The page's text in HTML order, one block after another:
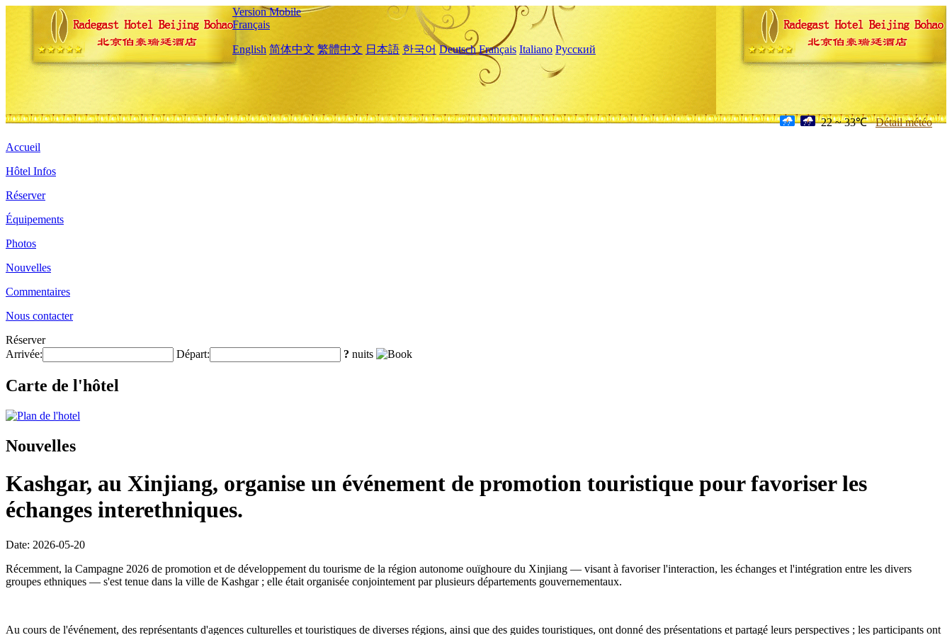
Version Mobile
Français
English 简体中文 繁體中文 日本語 한국어 Deutsch Français Italiano Русский
22 ~ 33℃ Détail météo
Accueil
Hôtel Infos
Réserver
Équipements
Photos
Nouvelles
Commentaires
Nous contacter
Réserver
Arrivée:
Départ: ? nuits
Carte de l'hôtel
Nouvelles
Kashgar, au Xinjiang, organise un événement de promotion touristique pour favoriser les
échanges interethniques.
Date: 2026-05-20
Récemment, la Campagne 2026 de promotion et de développement du tourisme de la région autonome ouïghoure du Xinjiang — visant à favoriser l'interaction, les échanges et l'intégration entre les divers
groupes ethniques — s'est tenue dans la ville de Kashgar ; elle était organisée conjointement par plusieurs départements gouvernementaux.
Au cours de l'événement, des représentants d'agences culturelles et touristiques de diverses régions, ainsi que des guides touristiques, ont donné des présentations et partagé leurs perspectives ; les participants ont